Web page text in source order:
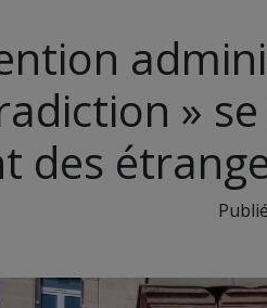
»
des